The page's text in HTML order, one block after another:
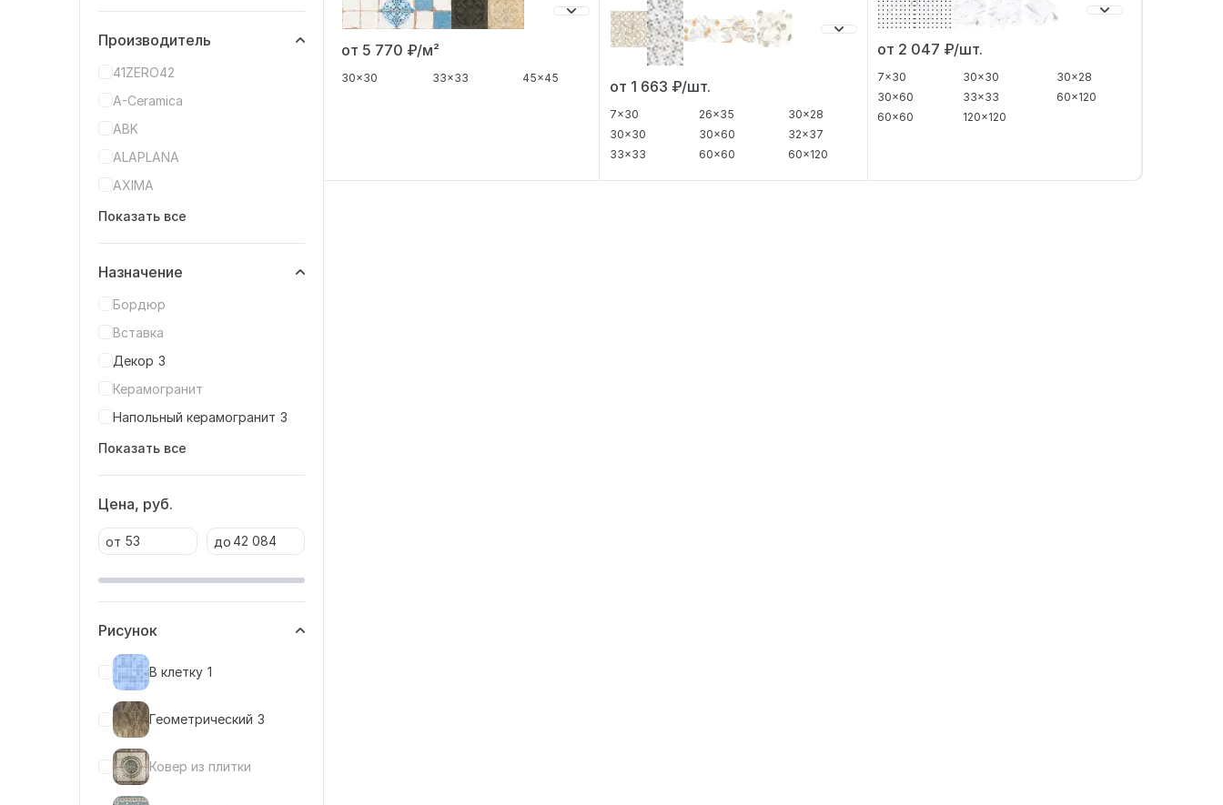
Производитель
41ZERO42
A-Ceramica
ABK
ALAPLANA
AXIMA
Показать все
Назначение
Бордюр
Вставка
Декор 3
Керамогранит
Напольный керамогранит 3
Показать все
Цена, руб.
от до
Рисунок
В клетку 1
Геометрический 3
Ковер из плитки
от 5 770 ₽/м²
30x30 33x33 45x45 от 1 663 ₽/шт.
7x30 26x35
30x28
30x30
30x60
32x37
33x33
60x60 60x120
от 2 047 ₽/шт.
7x30 30x30
30x28
30x60
33x33
60x120
60x60
120x120